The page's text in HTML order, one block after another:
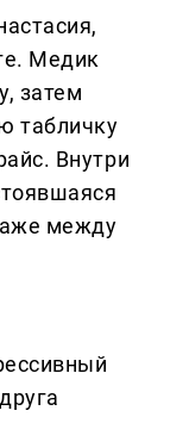
Медик
затем
табличку
Внутри
между